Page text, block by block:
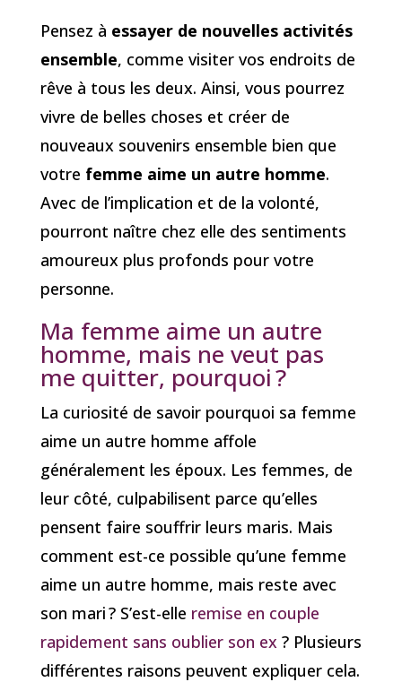
Pensez à essayer de nouvelles activités
ensemble, comme visiter vos endroits de
rêve à tous les deux. Ainsi, vous pourrez
vivre de belles choses et créer de
nouveaux souvenirs ensemble bien que
votre femme aime un autre homme.
Avec de l’implication et de la volonté,
pourront naître chez elle des sentiments
amoureux plus profonds pour votre
personne.
Ma femme aime un autre
homme, mais ne veut pas
me quitter, pourquoi ?
La curiosité de savoir pourquoi sa femme
aime un autre homme affole
généralement les époux. Les femmes, de
leur côté, culpabilisent parce qu’elles
pensent faire souffrir leurs maris. Mais
comment est-ce possible qu’une femme
aime un autre homme, mais reste avec
son mari ? S’est-elle remise en couple
rapidement sans oublier son ex ? Plusieurs
différentes raisons peuvent expliquer cela.